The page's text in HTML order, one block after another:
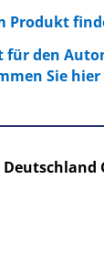
Produkt
für den
Sie hier